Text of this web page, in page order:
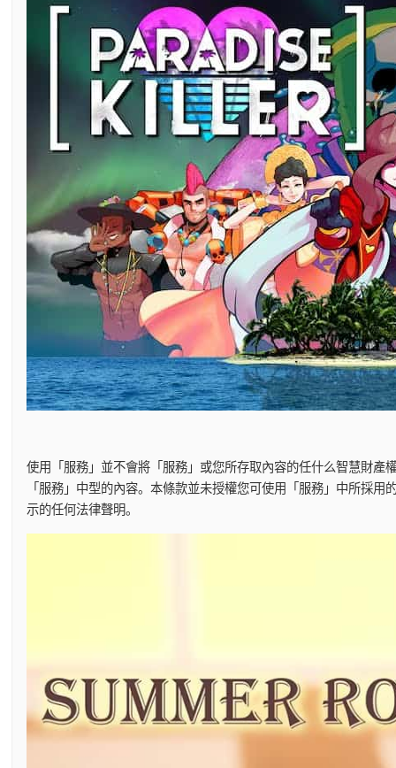
使用「服務」並不會將「服務」或您所存取內容的任什么智慧財
「服務」中型的內容。本條款並未授權您可使用「服務」中所採
示的任何法律聲明。